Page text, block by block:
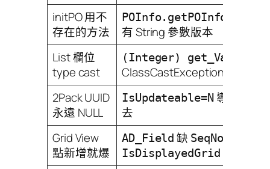
initPO 用不
存在的方法
POInfo.getPOInfo(ctx,
有 String 參數版本
List 欄位
type cast
(Integer) get_Value()
ClassCastException
2Pack UUID
永遠 NULL
IsUpdateable=N導致 PO
去
Grid View
點新增就爆
AD_Field 缺 SeqNoGrid
IsDisplayedGrid